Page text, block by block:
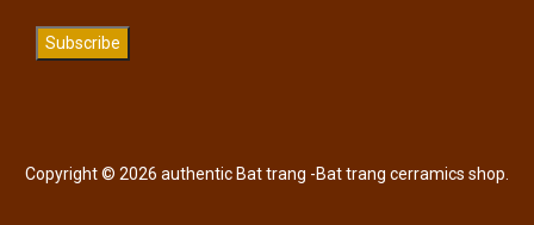
Subscribe
Copyright © 2026 authentic Bat trang -Bat trang cerramics shop.